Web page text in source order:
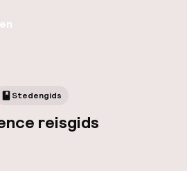
Stedengids
reisgids